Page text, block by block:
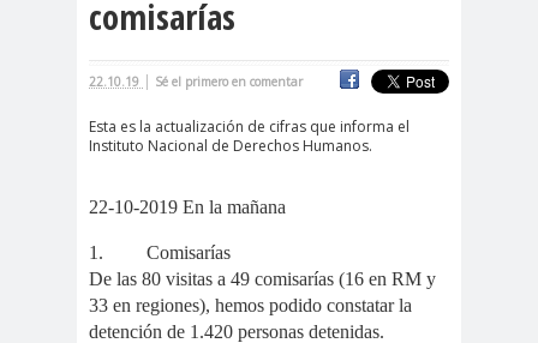
cación
#Destacado
#Colegiodeperiodistas
#Destacado #Importante
#Noticias #CongresoNacional
comisarías
22.10.19 | Sé el primero en comentar
Esta es la actualización de cifras que informa el
Instituto Nacional de Derechos Humanos.
22-10-2019 En la mañana
1.
Comisarías
De las 80 visitas a 49 comisarías (16 en RM y
33 en regiones), hemos podido constatar la
detención de 1.420 personas detenidas.